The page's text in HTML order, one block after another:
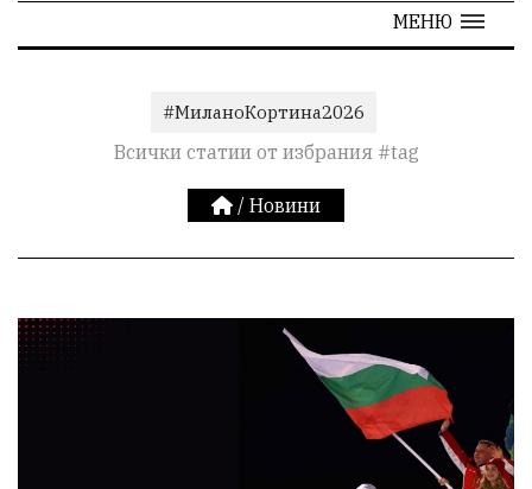
МЕНЮ
#МиланоКортина2026
Всички статии от избрания #tag
/ Новини